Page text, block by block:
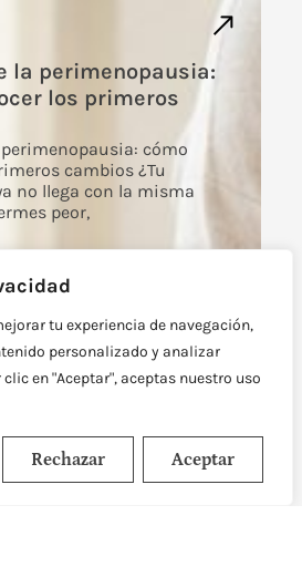
tu experiencia de navegación,
personalizado y analizar
en "Aceptar", aceptas nuestro uso
Rechazar Aceptar
la perimenopausia:
los primeros
cómo
cambios ¿Tu
no llega con la misma
peor,